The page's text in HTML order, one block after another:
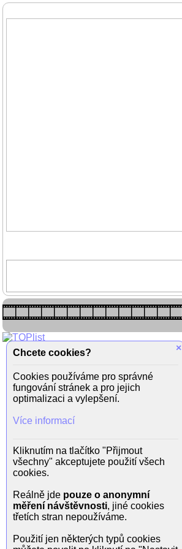
×
Chcete cookies?
Cookies používáme pro správné
fungování stránek a pro jejich
optimalizaci a vylepšení.
Více informací
Kliknutím na tlačítko "Přijmout
všechny" akceptujete použití všech
cookies.
Reálně jde pouze o anonymní
měření návštěvnosti, jiné cookies
třetích stran nepoužíváme.
Použití jen některých typů cookies